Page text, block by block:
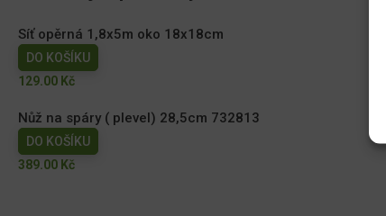
Síť opěrná 1,8x5m oko 18x18cm
DO KOŠÍKU
129.00 Kč
Nůž na spáry ( plevel) 28,5cm 732813
DO KOŠÍKU
389.00 Kč